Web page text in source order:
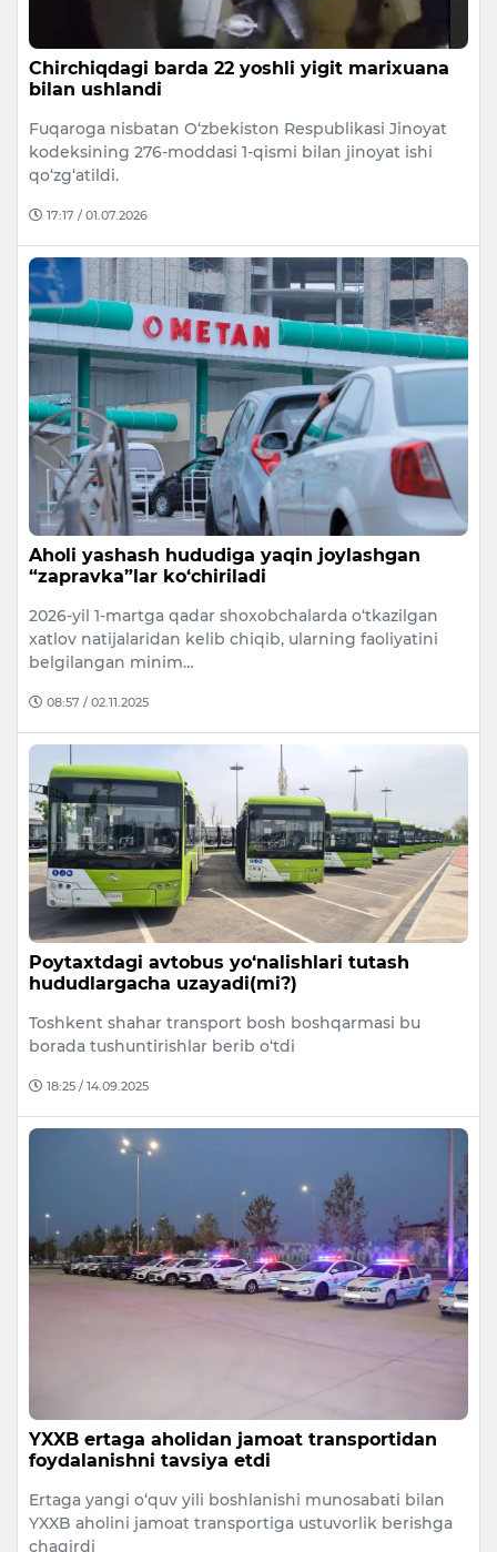
Chirchiqdagi barda 22 yoshli yigit marixuana
bilan ushlandi
Fuqaroga nisbatan O‘zbekiston Respublikasi Jinoyat
kodeksining 276-moddasi 1-qismi bilan jinoyat ishi
qo‘zg‘atildi.
17:17 / 01.07.2026
Aholi yashash hududiga yaqin joylashgan
“zapravka”lar ko‘chiriladi
2026-yil 1-martga qadar shoxobchalarda o‘tkazilgan
xatlov natijalaridan kelib chiqib, ularning faoliyatini
belgilangan minim…
08:57 / 02.11.2025
Poytaxtdagi avtobus yo‘nalishlari tutash
hududlargacha uzayadi(mi?)
Toshkent shahar transport bosh boshqarmasi bu
borada tushuntirishlar berib o‘tdi
18:25 / 14.09.2025
YXXB ertaga aholidan jamoat transportidan
foydalanishni tavsiya etdi
Ertaga yangi o‘quv yili boshlanishi munosabati bilan
YXXB aholini jamoat transportiga ustuvorlik berishga
chaqirdi